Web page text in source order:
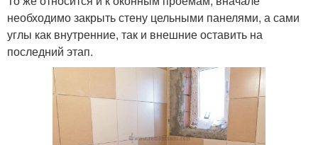
необходимо закрыть стену цельными панелями, а сами
углы как внутренние, так и внешние оставить на
последний этап.